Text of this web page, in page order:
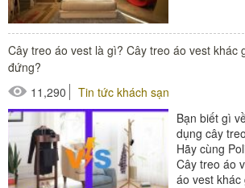
Cây treo áo vest là gì? Cây treo áo vest khác
đứng?
11,290
Tin tức khách sạn
Bạn biết gì
dụng cây
Hãy cùng
Cây treo áo
áo vest